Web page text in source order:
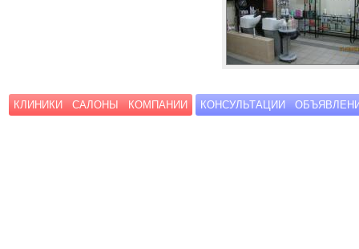
КЛИНИКИ САЛОНЫ КОМПАНИИ КОНСУЛЬТАЦИИ